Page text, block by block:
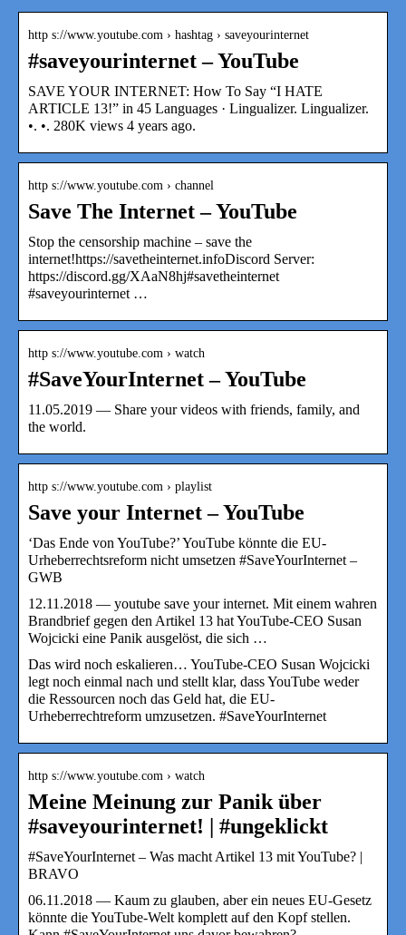
http s://www.youtube.com › hashtag › saveyourinternet
#saveyourinternet – YouTube
SAVE YOUR INTERNET: How To Say “I HATE
ARTICLE 13!” in 45 Languages · Lingualizer. Lingualizer.
•. •. 280K views 4 years ago.
http s://www.youtube.com › channel
Save The Internet – YouTube
Stop the censorship machine – save the
internet!https://savetheinternet.infoDiscord Server:
https://discord.gg/XAaN8hj#savetheinternet
#saveyourinternet …
http s://www.youtube.com › watch
#SaveYourInternet – YouTube
11.05.2019 — Share your videos with friends, family, and
the world.
http s://www.youtube.com › playlist
Save your Internet – YouTube
‘Das Ende von YouTube?’ YouTube könnte die EU-
Urheberrechtsreform nicht umsetzen #SaveYourInternet –
GWB
12.11.2018 — youtube save your internet. Mit einem wahren
Brandbrief gegen den Artikel 13 hat YouTube-CEO Susan
Wojcicki eine Panik ausgelöst, die sich …
Das wird noch eskalieren… YouTube-CEO Susan Wojcicki
legt noch einmal nach und stellt klar, dass YouTube weder
die Ressourcen noch das Geld hat, die EU-
Urheberrechtreform umzusetzen. #SaveYourInternet
http s://www.youtube.com › watch
Meine Meinung zur Panik über
#saveyourinternet! | #ungeklickt
#SaveYourInternet – Was macht Artikel 13 mit YouTube? |
BRAVO
06.11.2018 — Kaum zu glauben, aber ein neues EU-Gesetz
könnte die YouTube-Welt komplett auf den Kopf stellen.